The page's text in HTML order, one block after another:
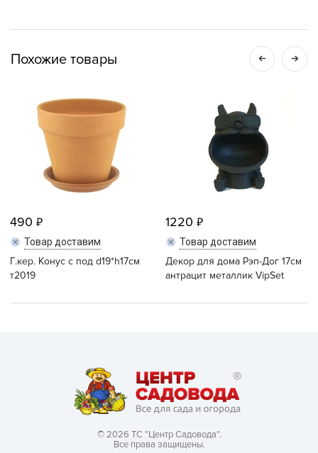
Похожие товары
490
Товар доставим
Г.кер. Конус с под d19*h17см
т2019
1220
Товар доставим
Декор для дома Рэп-Дог 17см
антрацит металлик VipSet
© 2026 ТС “Центр Садовода”.
Все права защищены.